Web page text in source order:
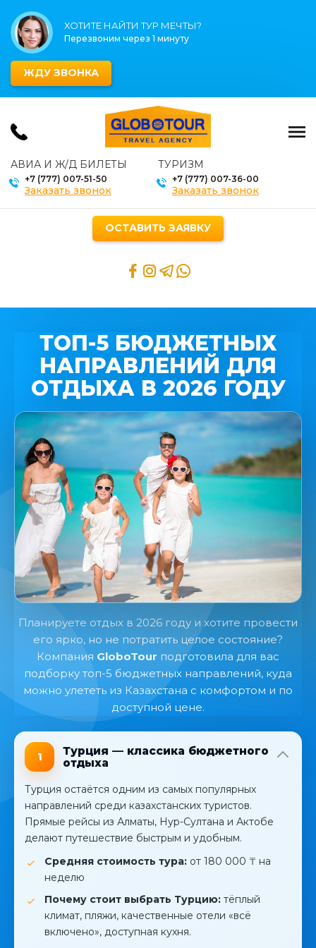
ХОТИТЕ НАЙТИ ТУР МЕЧТЫ?
Перезвоним через 1 минуту
ЖДУ ЗВОНКА
АВИА И Ж/Д БИЛЕТЫ
+7 (777) 007-51-50
Заказать звонок
ТУРИЗМ
+7 (777) 007-36-00
Заказать звонок
ОСТАВИТЬ ЗАЯВКУ
ТОП-5 БЮДЖЕТНЫХ
НАПРАВЛЕНИЙ ДЛЯ
ОТДЫХА В 2026 ГОДУ
Планируете отдых в 2026 году и хотите провести
его ярко, но не потратить целое состояние?
Компания GloboTour подготовила для вас
подборку топ-5 бюджетных направлений, куда
можно улететь из Казахстана с комфортом и по
доступной цене.
1
Турция — классика бюджетного
отдыха
Турция остаётся одним из самых популярных
направлений среди казахстанских туристов.
Прямые рейсы из Алматы, Нур-Султана и Актобе
делают путешествие быстрым и удобным.
Средняя стоимость тура: от 180 000 ₸ на
неделю
Почему стоит выбрать Турцию: тёплый
климат, пляжи, качественные отели «всё
включено», доступная кухня.